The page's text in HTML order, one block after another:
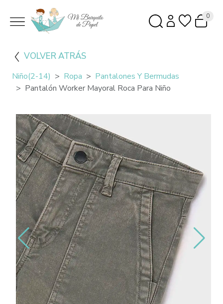
0
VOLVER ATRÁS
Niño(2-14) Ropa
Pantalones Y Bermudas
Pantalón Worker Mayoral Roca Para Niño